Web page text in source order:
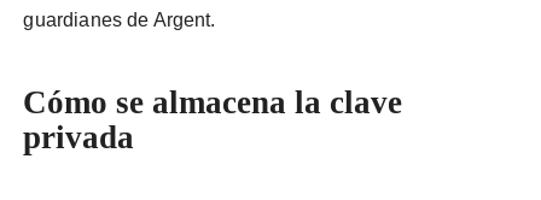
guardianes de Argent.
Cómo se almacena la clave
privada